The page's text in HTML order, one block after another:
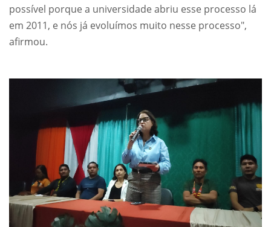
possível porque a universidade abriu esse processo lá
em 2011, e nós já evoluímos muito nesse processo",
afirmou.